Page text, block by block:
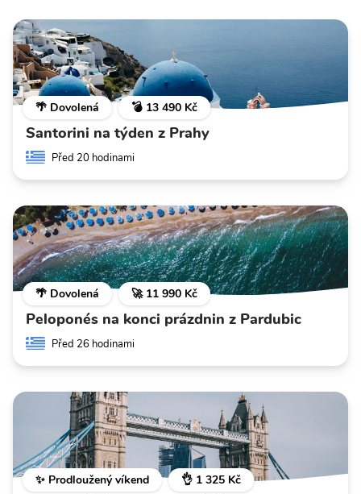
🌴 Dovolená 💣 13 490 Kč
Santorini na týden z Prahy
Před 20 hodinami
🌴 Dovolená 🚀 11 990 Kč
Peloponés na konci prázdnin z Pardubic
Před 26 hodinami
✨ Prodloužený víkend 👌 1 325 Kč